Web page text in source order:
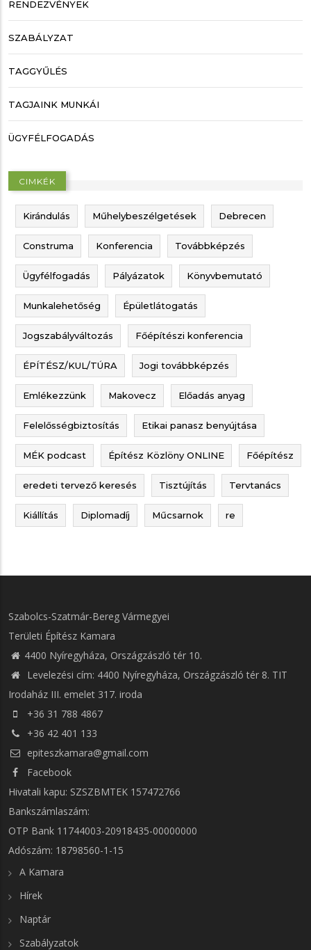
RENDEZVÉNYEK
SZABÁLYZAT
TAGGYŰLÉS
TAGJAINK MUNKÁI
ÜGYFÉLFOGADÁS
CIMKÉK
Kirándulás Műhelybeszélgetések Debrecen
Construma Konferencia Továbbképzés
Ügyfélfogadás Pályázatok Könyvbemutató
Munkalehetőség Épületlátogatás
Jogszabályváltozás Főépítészi konferencia
ÉPÍTÉSZ/KUL/TÚRA Jogi továbbképzés
Emlékezzünk Makovecz Előadás anyag
Felelősségbiztosítás Etikai panasz benyújtása
MÉK podcast Építész Közlöny ONLINE Főépítész
eredeti tervező keresés Tisztújítás Tervtanács
Kiállítás Diplomadíj Műcsarnok re
Szabolcs-Szatmár-Bereg Vármegyei
Területi Építész Kamara
4400 Nyíregyháza, Országzászló tér 10.
Levelezési cím: 4400 Nyíregyháza, Országzászló tér 8. TIT
Irodaház III. emelet 317. iroda
+36 31 788 4867
+36 42 401 133
epiteszkamara@gmail.com
Facebook
Hivatali kapu: SZSZBMTEK 157472766
Bankszámlaszám:
OTP Bank 11744003-20918435-00000000
Adószám: 18798560-1-15
A Kamara
Hírek
Naptár
Szabályzatok